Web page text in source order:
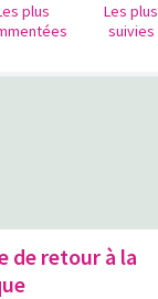
plus
Les plus
suivies
retour à la